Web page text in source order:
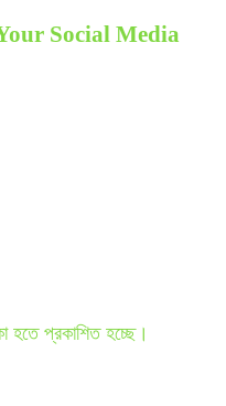
Social Media
হতে প্রকাশিত হচ্ছে।